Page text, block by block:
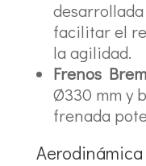
facilitar el
la agilidad.
Frenos
Ø330 mm y
frenada